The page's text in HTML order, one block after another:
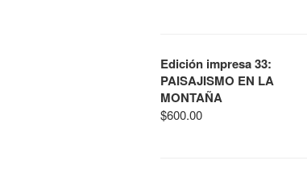
Edición impresa 33:
PAISAJISMO EN LA
MONTAÑA
$600.00